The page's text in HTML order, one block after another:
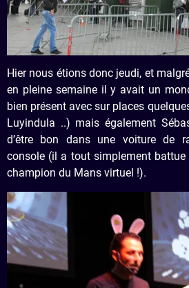
Hier nous étions donc jeudi, et
en pleine semaine il y avait un
bien présent avec sur places
Luyindula ..) mais également
d’être bon dans une voiture de
console (il a tout simplement battue
champion du Mans virtuel !).